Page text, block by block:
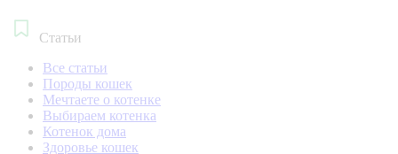
Статьи
Все статьи
Породы кошек
Мечтаете о котенке
Выбираем котенка
Котенок дома
Здоровье кошек